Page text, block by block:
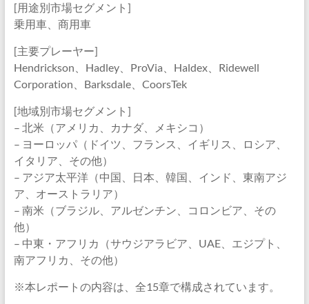
[用途別市場セグメント]
乗用車、商用車
[主要プレーヤー]
Hendrickson、Hadley、ProVia、Haldex、Ridewell
Corporation、Barksdale、CoorsTek
[地域別市場セグメント]
– 北米（アメリカ、カナダ、メキシコ）
– ヨーロッパ（ドイツ、フランス、イギリス、ロシア、
イタリア、その他）
– アジア太平洋（中国、日本、韓国、インド、東南アジ
ア、オーストラリア）
– 南米（ブラジル、アルゼンチン、コロンビア、その
他）
– 中東・アフリカ（サウジアラビア、UAE、エジプト、
南アフリカ、その他）
※本レポートの内容は、全15章で構成されています。